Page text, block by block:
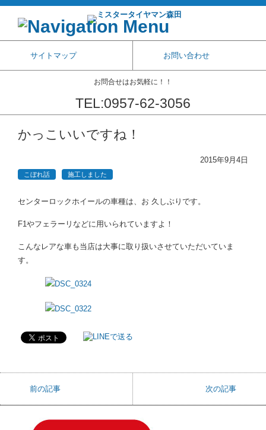
サイトマップ お問い合わせ
お問合せはお気軽に！！
TEL:0957-62-3056
コンテンツに移動
かっこいいですね！
2015年9月4日
こぼれ話 施工しました
センターロックホイールの車種は、お 久しぶりです。
F1やフェラーリなどに用いられていますよ！
こんなレアな車も当店は大事に取り扱いさせていただいていま
す。
前の記事 次の記事